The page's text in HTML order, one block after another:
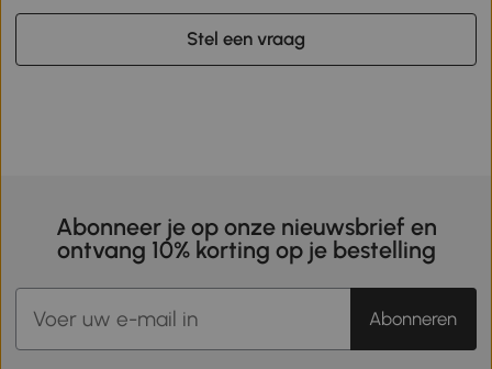
Stel een vraag
Abonneer je op onze nieuwsbrief en
ontvang 10% korting op je bestelling
Abonneren